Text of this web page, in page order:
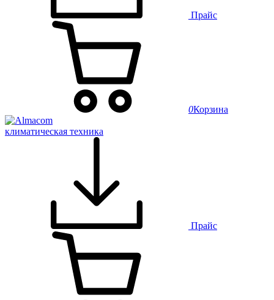
Прайс
0Корзина
климатическая техника
Прайс